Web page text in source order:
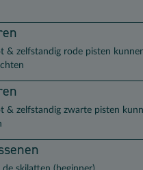
& zelfstandig rode pisten
& zelfstandig zwarte pisten